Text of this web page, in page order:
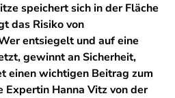
speichert sich in der Fläche
das Risiko von
entsiegelt und auf eine
gewinnt an Sicherheit,
einen wichtigen Beitrag zum
Expertin Hanna Vitz von der